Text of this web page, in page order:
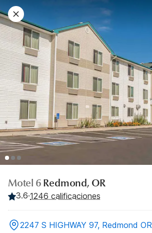
Motel 6 Redmond, OR
3.6·1246 calificaciones
2247 S HIGHWAY 97, Redmond OR